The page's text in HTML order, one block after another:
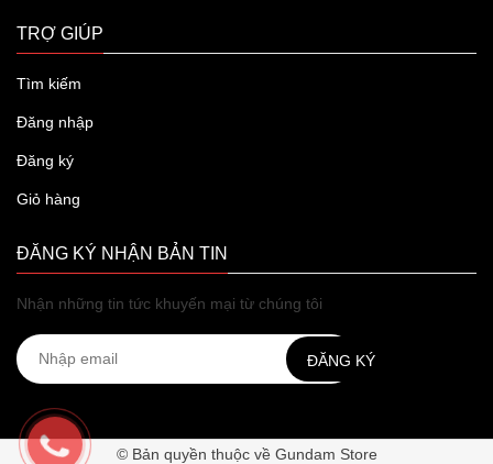
TRỢ GIÚP
Tìm kiếm
Đăng nhập
Đăng ký
Giỏ hàng
ĐĂNG KÝ NHẬN BẢN TIN
Nhận những tin tức khuyến mại từ chúng tôi
ĐĂNG KÝ
© Bản quyền thuộc về Gundam Store